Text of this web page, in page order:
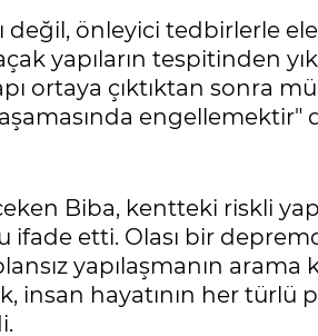
değil, önleyici tedbirlerle ele
yapıların tespitinden
ortaya çıktıktan sonra
engellemektir"
Biba, kentteki riskli
etti. Olası bir
yapılaşmanın arama
insan hayatının her türlü